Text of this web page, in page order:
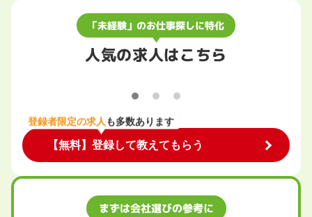
「未経験」のお仕事探しに特化
人気の求人はこちら
登録者限定の求人も多数あります
【無料】登録して教えてもらう
まずは会社選びの参考に